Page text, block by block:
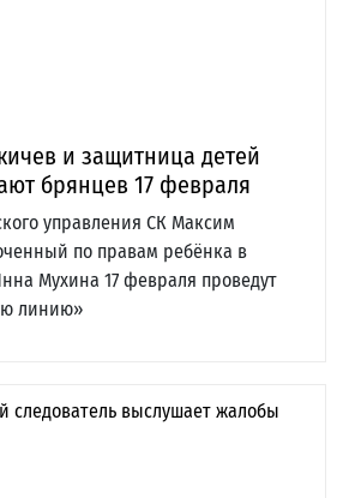
и защитница детей
брянцев 17 февраля
управления СК Максим
по правам ребёнка в
Мухина 17 февраля проведут
линию»